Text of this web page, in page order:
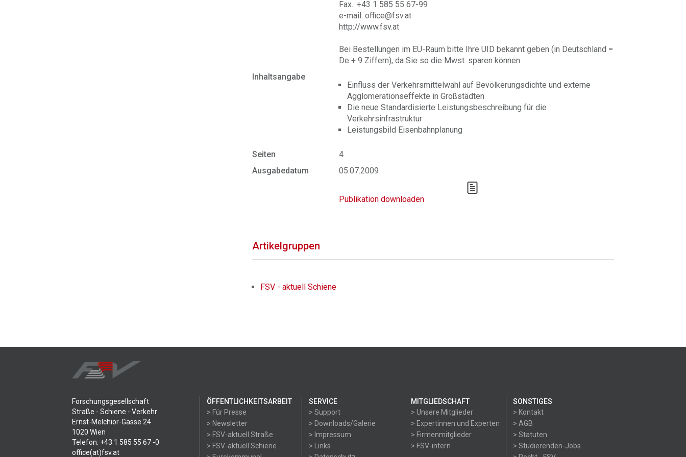
Fax.: +43 1 585 55 67-99
e-mail: office@fsv.at
http://www.fsv.at
Bei Bestellungen im EU-Raum bitte Ihre UID bekannt geben (in Deutschland =
De + 9 Ziffern), da Sie so die Mwst. sparen können.
Inhaltsangabe
Einfluss der Verkehrsmittelwahl auf Bevölkerungsdichte und externe
Agglomerationseffekte in Großstädten
Die neue Standardisierte Leistungsbeschreibung für die
Verkehrsinfrastruktur
Leistungsbild Eisenbahnplanung
Seiten
4
Ausgabedatum
05.07.2009
Publikation downloaden
Artikelgruppen
FSV - aktuell Schiene
Forschungsgesellschaft
Straße - Schiene - Verkehr
Ernst-Melchior-Gasse 24
1020 Wien
Telefon: +43 1 585 55 67 -0
office(at)fsv.at
ÖFFENTLICHKEITSARBEIT
> Für Presse
> Newsletter
> FSV-aktuell Straße
> FSV-aktuell Schiene
SERVICE
> Support
> Downloads/Galerie
> Impressum
> Links
MITGLIEDSCHAFT
> Unsere Mitglieder
> Expertinnen und Experten
> Firmenmitglieder
> FSV-intern
SONSTIGES
> Kontakt
> AGB
> Statuten
> Studierenden-Jobs